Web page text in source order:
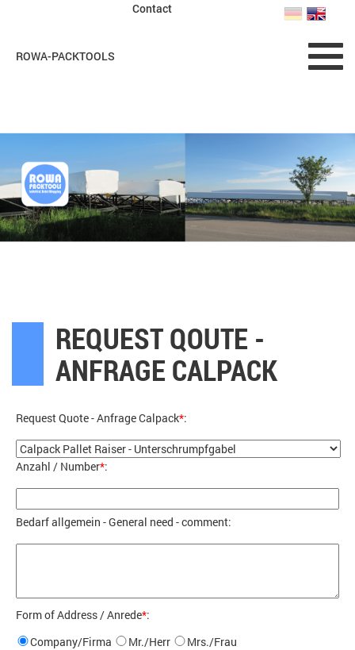
Contact
ROWA-PACKTOOLS
REQUEST QOUTE -
ANFRAGE CALPACK
Request Quote - Anfrage Calpack*:
Anzahl / Number*:
Bedarf allgemein - General need - comment:
Form of Address / Anrede*:
Company/Firma
Mr./Herr
Mrs./Frau